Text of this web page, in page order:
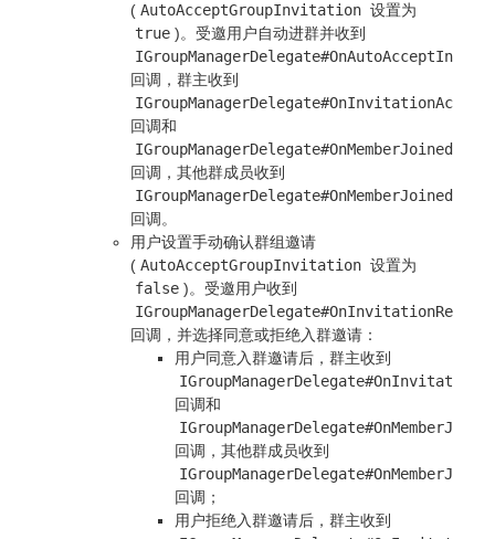
( AutoAcceptGroupInvitation 设置为
true )。受邀用户自动进群并收到
回调，群主收到
回调和
回调，其他群成员收到
回调。
用户设置手动确认群组邀请
( AutoAcceptGroupInvitation 设置为
false )。受邀用户收到
回调，并选择同意或拒绝入群邀请：
用户同意入群邀请后，群主收到
回调和
回调，其他群成员收到
回调；
用户拒绝入群邀请后，群主收到